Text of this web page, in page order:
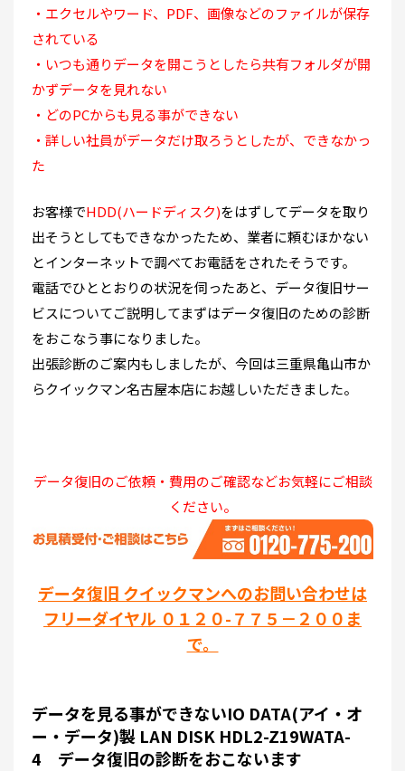
・エクセルやワード、PDF、画像などのファイルが保存
されている
・いつも通りデータを開こうとしたら共有フォルダが開
かずデータを見れない
・どのPCからも見る事ができない
・詳しい社員がデータだけ取ろうとしたが、できなかっ
た
お客様でHDD(ハードディスク)をはずしてデータを取り
出そうとしてもできなかったため、業者に頼むほかない
とインターネットで調べてお電話をされたそうです。
電話でひととおりの状況を伺ったあと、データ復旧サー
ビスについてご説明してまずはデータ復旧のための診断
をおこなう事になりました。
出張診断のご案内もしましたが、今回は三重県亀山市か
らクイックマン名古屋本店にお越しいただきました。
データ復旧のご依頼・費用のご確認などお気軽にご相談
ください。
データ復旧 クイックマンへのお問い合わせは
フリーダイヤル ０１２０-７７５－２００ま
で。
データを見る事ができないIO DATA(アイ・オ
ー・データ)製 LAN DISK HDL2-Z19WATA-
4 データ復旧の診断をおこないます